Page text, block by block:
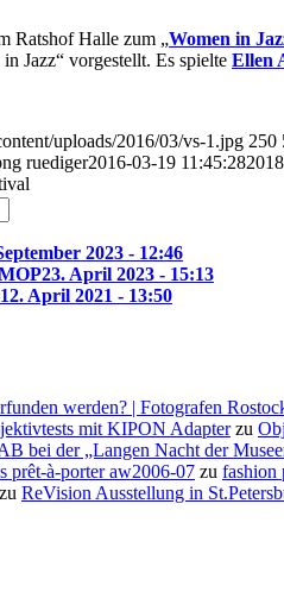
Ratshof Halle zum „Women in
Jazz“ vorgestellt. Es spielte Ellen
uploads/2016/03/vs-1.jpg 250
ruediger2016-03-19 11:45:28
2023 - 12:46
23. April 2023 - 15:13
2. April 2021 - 13:50
werden? | Fotografen
mit KIPON Adapterzu
bei der „Langen Nacht der
prêt-à-porter aw2006-07 zu fashion
zu ReVision Ausstellung in